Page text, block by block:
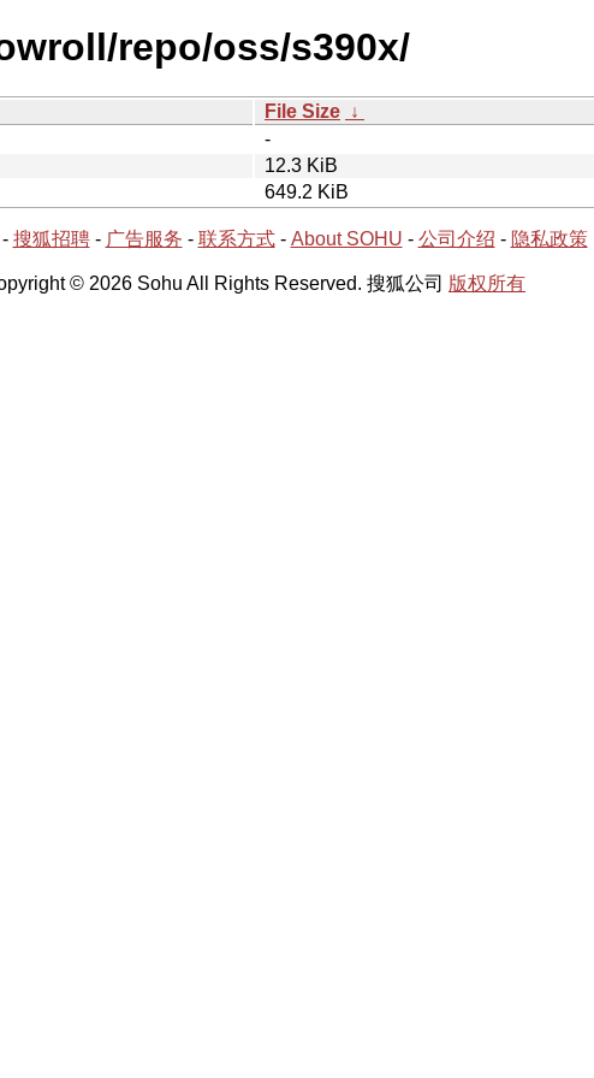
repo/oss/s390x/
File Size ↓
-
12.3 KiB
649.2 KiB
搜狐招聘- 广告服务 - 联系方式- About SOHU - 公司介绍 - 隐私政策
© 2026 Sohu All Rights Reserved. 搜狐公司 版权所有